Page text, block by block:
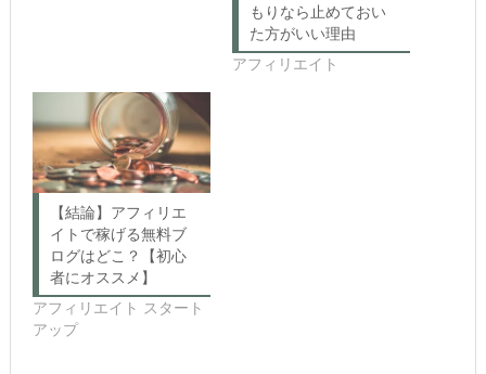
ウ
ン
ド
ウ
で
開
き
ま
す)
い
(新
い
ウ
ィ
ン
ド
ウ
で
開
き
ま
す)
もりなら止めておい
た方がいい理由
アフィリエイト
【結論】アフィリエ
イトで稼げる無料ブ
ログはどこ？【初心
者にオススメ】
アフィリエイト スタート
アップ